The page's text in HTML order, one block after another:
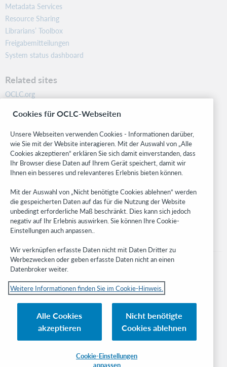
Metadata Services
Resource Sharing
Librarians’ Toolbox
Freigabemitteilungen
System status dashboard
Related sites
OCLC.org
Community
Research
WebJunction
Developer Network
Get the latest product updates, research, events, and much more—
right to your inbox.
Subscribe now
© 2023 OCLC
OCLC, Inc. und verbundenen Unternehmen
Cookie-Hinweis Cookie list and settings
Privacy policy
Cookies für OCLC-Webseiten
Unsere Webseiten verwenden Cookies - Informationen darüber,
wie Sie mit der Website interagieren. Mit der Auswahl von „Alle
Cookies akzeptieren“ erklären Sie sich damit einverstanden, dass
Ihr Browser diese Daten auf Ihrem Gerät speichert, damit wir
Ihnen ein besseres und relevanteres Erlebnis bieten können.
Mit der Auswahl von „Nicht benötigte Cookies ablehnen“ werden
die gespeicherten Daten auf das für die Nutzung der Website
unbedingt erforderliche Maß beschränkt. Dies kann sich jedoch
negativ auf Ihr Erlebnis auswirken. Sie können Ihre Cookie-
Einstellungen auch anpassen..
Wir verknüpfen erfasste Daten nicht mit Daten Dritter zu
Werbezwecken oder geben erfasste Daten nicht an einen
Datenbroker weiter.
Weitere Informationen finden Sie im Cookie-Hinweis.
Alle Cookies
akzeptieren
Nicht benötigte
Cookies ablehnen
Cookie-Einstellungen
anpassen